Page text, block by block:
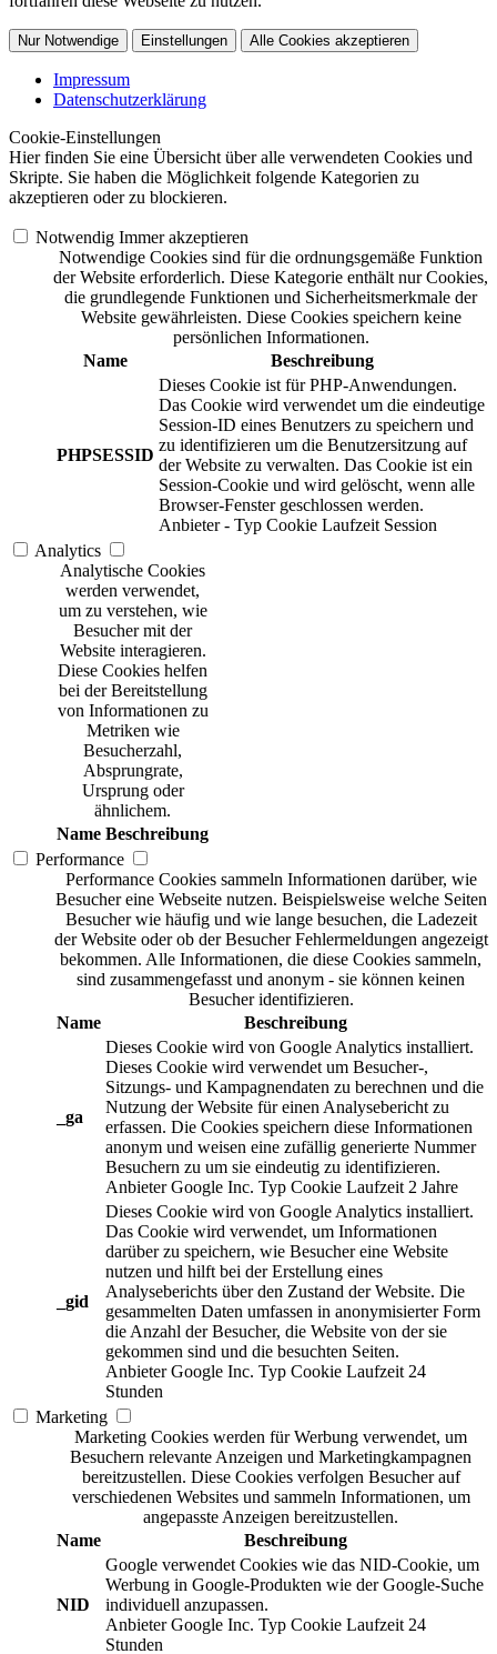
Nur Notwendige Einstellungen Alle Cookies akzeptieren
Impressum
Datenschutzerklärung
Cookie-Einstellungen
Hier finden Sie eine Übersicht über alle verwendeten Cookies und
Skripte. Sie haben die Möglichkeit folgende Kategorien zu
akzeptieren oder zu blockieren.
Notwendig Immer akzeptieren
Notwendige Cookies sind für die ordnungsgemäße Funktion
der Website erforderlich. Diese Kategorie enthält nur Cookies,
die grundlegende Funktionen und Sicherheitsmerkmale der
Website gewährleisten. Diese Cookies speichern keine
persönlichen Informationen.
Name
Beschreibung
PHPSESSID
Dieses Cookie ist für PHP-Anwendungen.
Das Cookie wird verwendet um die eindeutige
Session-ID eines Benutzers zu speichern und
zu identifizieren um die Benutzersitzung auf
der Website zu verwalten. Das Cookie ist ein
Session-Cookie und wird gelöscht, wenn alle
Browser-Fenster geschlossen werden.
Anbieter - Typ Cookie Laufzeit Session
Analytics
Analytische Cookies
werden verwendet,
um zu verstehen, wie
Besucher mit der
Website interagieren.
Diese Cookies helfen
bei der Bereitstellung
von Informationen zu
Metriken wie
Besucherzahl,
Absprungrate,
Ursprung oder
ähnlichem.
Name Beschreibung
Performance
Performance Cookies sammeln Informationen darüber, wie
Besucher eine Webseite nutzen. Beispielsweise welche Seiten
Besucher wie häufig und wie lange besuchen, die Ladezeit
der Website oder ob der Besucher Fehlermeldungen angezeigt
bekommen. Alle Informationen, die diese Cookies sammeln,
sind zusammengefasst und anonym - sie können keinen
Besucher identifizieren.
Name
Beschreibung
_ga
Dieses Cookie wird von Google Analytics installiert.
Dieses Cookie wird verwendet um Besucher-,
Sitzungs- und Kampagnendaten zu berechnen und die
Nutzung der Website für einen Analysebericht zu
erfassen. Die Cookies speichern diese Informationen
anonym und weisen eine zufällig generierte Nummer
Besuchern zu um sie eindeutig zu identifizieren.
Anbieter Google Inc. Typ Cookie Laufzeit 2 Jahre
_gid
Dieses Cookie wird von Google Analytics installiert.
Das Cookie wird verwendet, um Informationen
darüber zu speichern, wie Besucher eine Website
nutzen und hilft bei der Erstellung eines
Analyseberichts über den Zustand der Website. Die
gesammelten Daten umfassen in anonymisierter Form
die Anzahl der Besucher, die Website von der sie
gekommen sind und die besuchten Seiten.
Anbieter Google Inc. Typ Cookie Laufzeit 24
Stunden
Marketing
Marketing Cookies werden für Werbung verwendet, um
Besuchern relevante Anzeigen und Marketingkampagnen
bereitzustellen. Diese Cookies verfolgen Besucher auf
verschiedenen Websites und sammeln Informationen, um
angepasste Anzeigen bereitzustellen.
Name
Beschreibung
NID
Google verwendet Cookies wie das NID-Cookie, um
Werbung in Google-Produkten wie der Google-Suche
individuell anzupassen.
Anbieter Google Inc. Typ Cookie Laufzeit 24
Stunden